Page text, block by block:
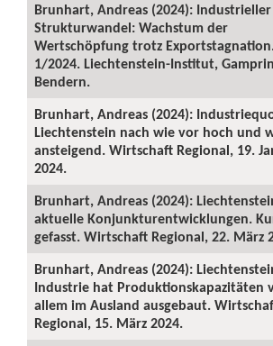
Brunhart, Andreas (2024): Industrieller
Strukturwandel: Wachstum der
Wertschöpfung trotz
1/2024. Liechtenstein-Institut,
Bendern.
Brunhart, Andreas (2024):
Liechtenstein nach wie vor hoch und
ansteigend. Wirtschaft Regional, 19.
2024.
Brunhart, Andreas (2024):
aktuelle Konjunkturentwicklungen.
gefasst. Wirtschaft Regional, 22. März
Brunhart, Andreas (2024):
Industrie hat Produktionskapazitäten
allem im Ausland ausgebaut.
Regional, 15. März 2024.